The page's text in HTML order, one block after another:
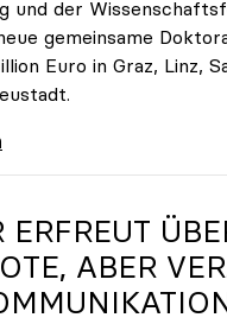
und der
gemeinsame
Euro in Graz, Linz,
gemeinsam
ERFREUT
ABER